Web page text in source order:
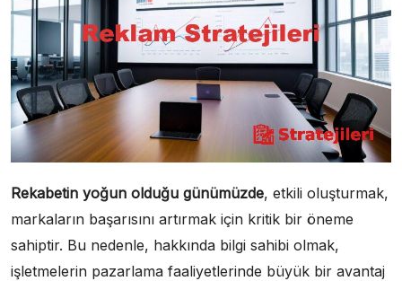
Rekabetin yoğun olduğu günümüzde, etkili oluşturmak,
markaların başarısını artırmak için kritik bir öneme
sahiptir. Bu nedenle, hakkında bilgi sahibi olmak,
işletmelerin pazarlama faaliyetlerinde büyük bir avantaj